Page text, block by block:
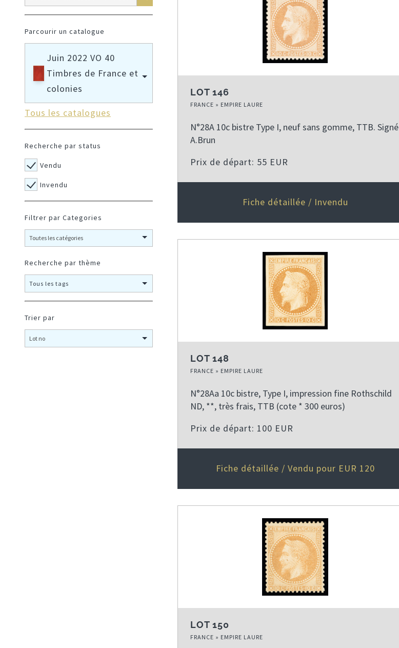
Parcourir un catalogue
Juin 2022 VO 40
Timbres de France et
colonies
Tous les catalogues
Recherche par status
Vendu
Invendu
Filtrer par Categories
Recherche par thème
Tous les tags
Trier par
LOT 146
FRANCE » EMPIRE LAURE
N°28A 10c bistre Type I, neuf sans gomme, TTB. Signé
A.Brun
Prix de départ: 55 EUR
Fiche détaillée / Invendu
LOT 148
FRANCE » EMPIRE LAURE
N°28Aa 10c bistre, Type I, impression fine Rothschild
ND, **, très frais, TTB (cote * 300 euros)
Prix de départ: 100 EUR
Fiche détaillée / Vendu pour EUR 120
LOT 150
FRANCE » EMPIRE LAURE